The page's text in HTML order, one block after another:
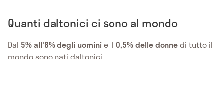
Quanti daltonici ci sono al mondo
Dal 5% all'8% degli uominie il 0,5% delle donnedi tutto il
mondo sono nati daltonici.